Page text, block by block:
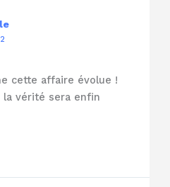
cette affaire évolue !
la vérité sera enfin